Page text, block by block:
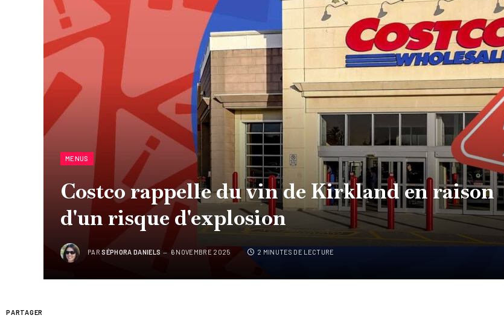
MENUS
Costco rappelle du vin de Kirkland en raison
d'un risque d'explosion
PAR SÉPHORA DANIELS 6 NOVEMBRE 2025 2 MINUTES DE LECTURE
PARTAGER